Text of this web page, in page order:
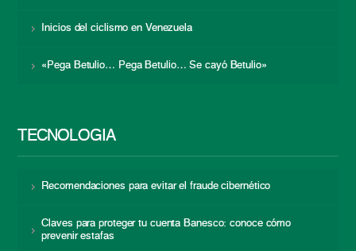
Inicios del ciclismo en Venezuela
«Pega Betulio… Pega Betulio… Se cayó Betulio»
TECNOLOGÍA
Recomendaciones para evitar el fraude cibernético
Claves para proteger tu cuenta Banesco: conoce cómo
prevenir estafas